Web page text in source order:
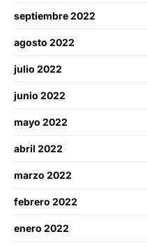
septiembre 2022
agosto 2022
julio 2022
junio 2022
mayo 2022
abril 2022
marzo 2022
febrero 2022
enero 2022